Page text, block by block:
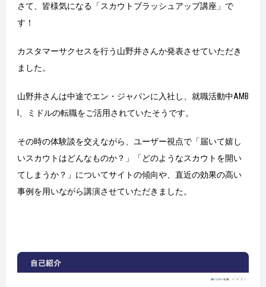
さて、皆様気になる「スカウトブラッシュアップ講座」で
す！
カスタマーサクセスを行う山野井さんか発表させていただき
ました。
山野井さんは中途でエン・ジャパンに入社し、就職活動中AMB
I、ミドルの転職をご活用されていたそうです。
その時の体験談を交えながら、ユーザー視点で「届いて嬉し
いスカウトはどんなものか？」「どのようなスカウトを開い
てしまうか？」についてサイトの傾向や、直近の効果の高い
事例を用いながら講演させていただきました。